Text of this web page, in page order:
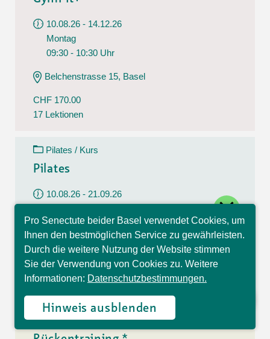
10.08.26 - 14.12.26
Montag
09:30 - 10:30 Uhr
Belchenstrasse 15, Basel
CHF 170.00
17 Lektionen
Pilates / Kurs
Pilates
10.08.26 - 21.09.26
09:30 - 10:30 Uhr
Im Westfeld 6, Basel
CHF 140.00
7 Lektionen
Rückentraining / Kurs
Pro Senectute beider Basel verwendet Cookies, um
Ihnen den bestmöglichen Service zu gewährleisten.
Durch die weitere Nutzung der Website stimmen
Sie der Verwendung von Cookies zu. Weitere
Informationen: Datenschutzbestimmungen.
Hinweis ausblenden
Hallo, ich bin Sophia und
beantworte gerne Ihre
Fragen.
close